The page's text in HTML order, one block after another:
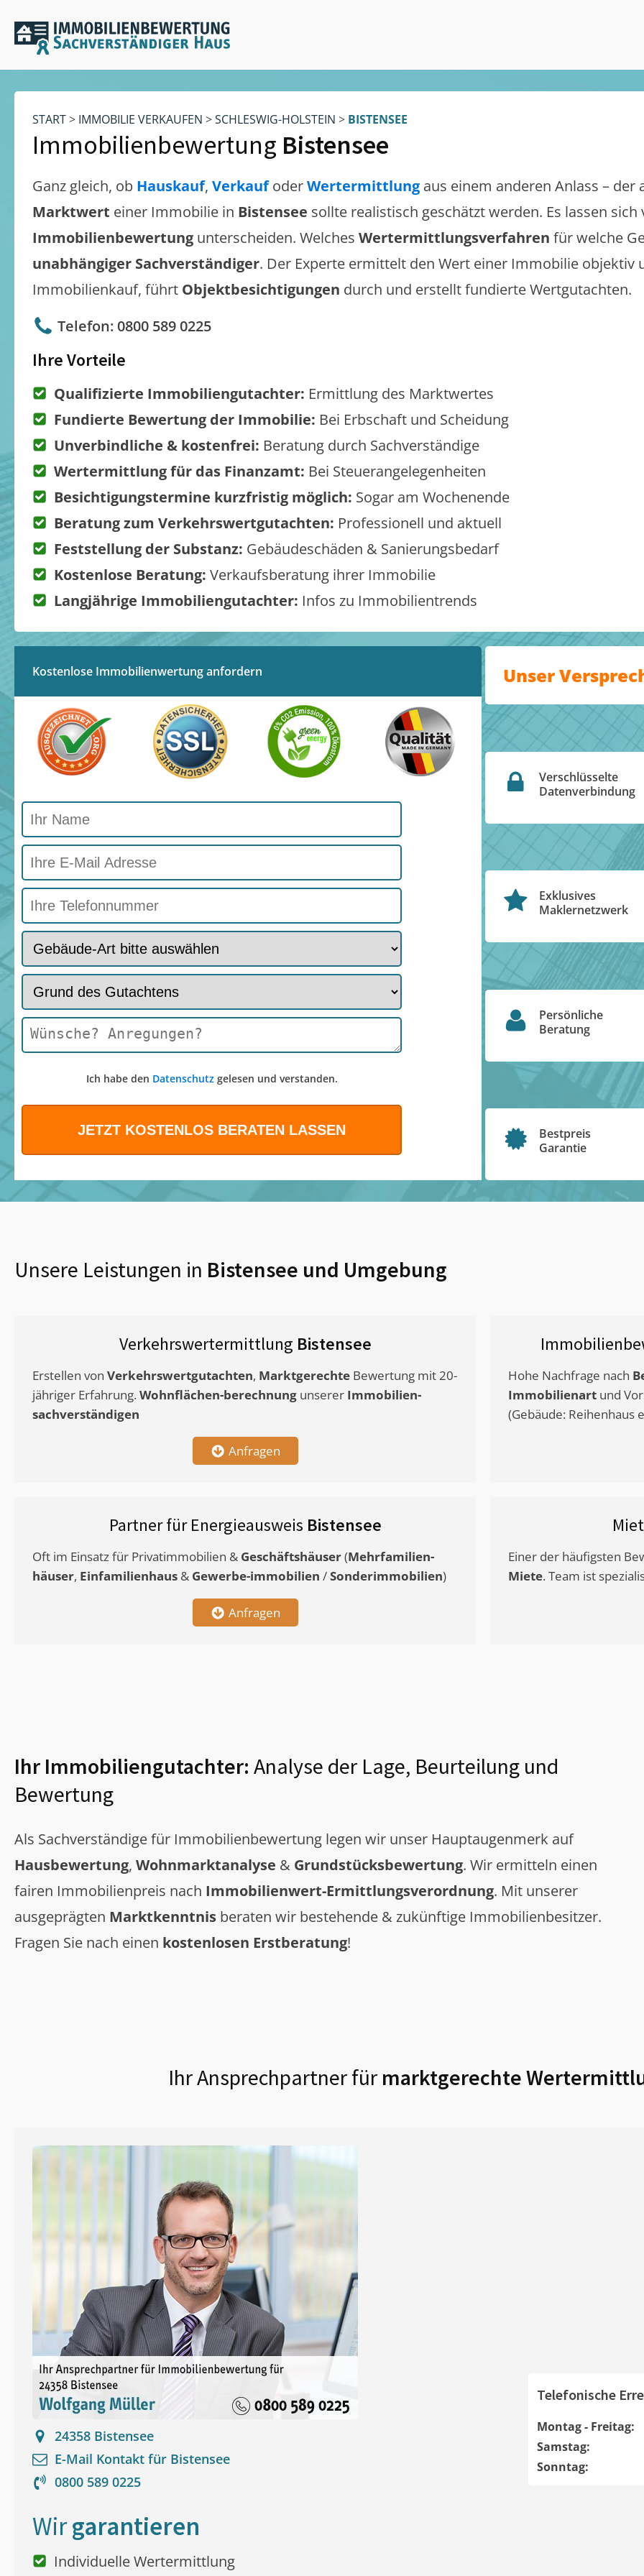
START> IMMOBILIE VERKAUFEN >SCHLESWIG-HOLSTEIN > BISTENSEE
Immobilienbewertung Bistensee
Ganz gleich, ob Hauskauf, VerkaufoderWertermittlung aus einem anderen Anlass – der
Marktwert einer Immobilie in Bistensee sollte realistisch geschätzt werden. Es lassen
Immobilienbewertung unterscheiden. Welches Wertermittlungsverfahren für welche
unabhängiger Sachverständiger. Der Experte ermittelt den Wert einer Immobilie objektiv
Immobilienkauf, führt Objektbesichtigungen durch und erstellt fundierte Wertgutachten.
Telefon: 0800 589 0225
Ihre Vorteile
Qualifizierte Immobiliengutachter: Ermittlung des Marktwertes
Fundierte Bewertung der Immobilie: Bei Erbschaft und Scheidung
Unverbindliche & kostenfrei: Beratung durch Sachverständige
Wertermittlung für das Finanzamt: Bei Steuerangelegenheiten
Besichtigungstermine kurzfristig möglich: Sogar am Wochenende
Beratung zum Verkehrswertgutachten: Professionell und aktuell
Feststellung der Substanz: Gebäudeschäden & Sanierungsbedarf
Kostenlose Beratung: Verkaufsberatung ihrer Immobilie
Langjährige Immobiliengutachter: Infos zu Immobilientrends
Kostenlose Immobilienwertung anfordern
Ich habe den Datenschutzgelesen und verstanden.
Unser
Verschlüsselte
Datenverbindung
Exklusives
Maklernetzwerk
Persönliche
Beratung
Bestpreis
Garantie
Unsere Leistungen in Bistensee und Umgebung
Verkehrswertermittlung Bistensee
Erstellen von Verkehrswertgutachten, Marktgerechte Bewertung mit 20-
jähriger Erfahrung. Wohnflächen-berechnung unserer Immobilien-
sachverständigen
Anfragen
Hohe Nachfrage nach
Immobilienart und
(Gebäude: Reihenhaus
Partner für Energieausweis Bistensee
Oft im Einsatz für Privatimmobilien & Geschäftshäuser(Mehrfamilien-
häuser, Einfamilienhaus & Gewerbe-immobilien /Sonderimmobilien)
Anfragen
Einer der häufigsten
Miete. Team ist
Ihr Immobiliengutachter: Analyse der Lage, Beurteilung und
Bewertung
Als Sachverständige für Immobilienbewertung legen wir unser Hauptaugenmerk auf
Hausbewertung, Wohnmarktanalyse & Grundstücksbewertung. Wir ermitteln einen
fairen Immobilienpreis nach Immobilienwert-Ermittlungsverordnung. Mit unserer
ausgeprägten Marktkenntnis beraten wir bestehende & zukünftige Immobilienbesitzer.
Fragen Sie nach einen kostenlosen Erstberatung!
Ihr Ansprechpartner fürmarktgerechte
24358 Bistensee
E-Mail Kontakt für Bistensee
0800 589 0225
Telefonische
Montag - Freitag:
Samstag:
Sonntag:
Wirgarantieren
Individuelle Wertermittlung